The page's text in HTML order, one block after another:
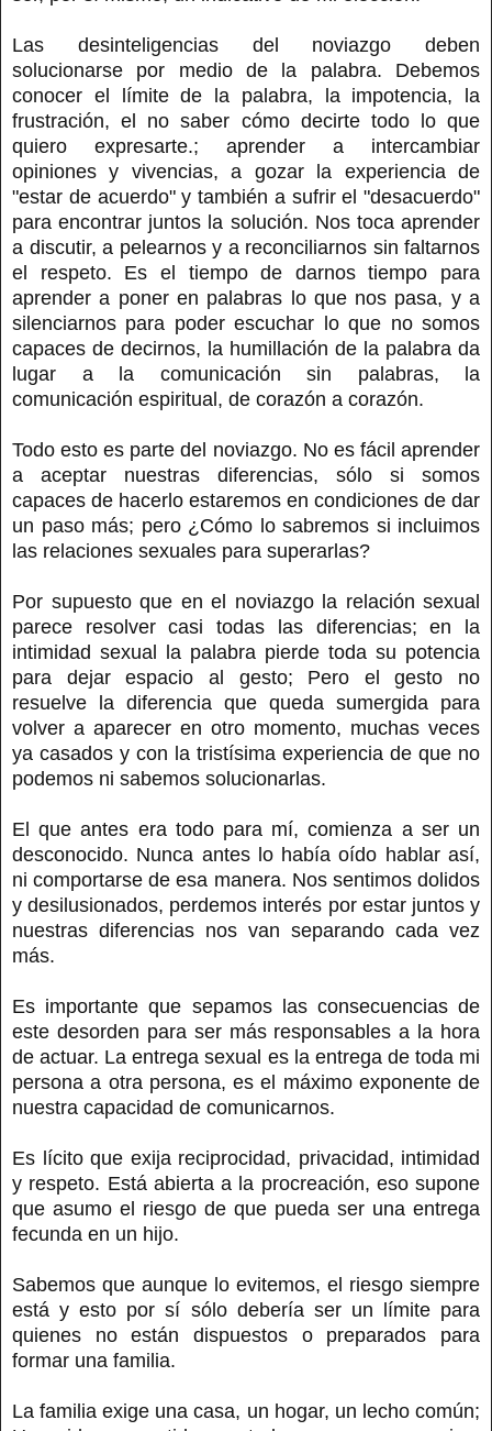
Las desinteligencias del noviazgo deben
solucionarse por medio de la palabra. Debemos
conocer el límite de la palabra, la impotencia, la
frustración, el no saber cómo decirte todo lo que
quiero expresarte.; aprender a intercambiar
opiniones y vivencias, a gozar la experiencia de
"estar de acuerdo" y también a sufrir el "desacuerdo"
para encontrar juntos la solución. Nos toca aprender
a discutir, a pelearnos y a reconciliarnos sin faltarnos
el respeto. Es el tiempo de darnos tiempo para
aprender a poner en palabras lo que nos pasa, y a
silenciarnos para poder escuchar lo que no somos
capaces de decirnos, la humillación de la palabra da
lugar a la comunicación sin palabras, la
comunicación espiritual, de corazón a corazón.
Todo esto es parte del noviazgo. No es fácil aprender
a aceptar nuestras diferencias, sólo si somos
capaces de hacerlo estaremos en condiciones de dar
un paso más; pero ¿Cómo lo sabremos si incluimos
las relaciones sexuales para superarlas?
Por supuesto que en el noviazgo la relación sexual
parece resolver casi todas las diferencias; en la
intimidad sexual la palabra pierde toda su potencia
para dejar espacio al gesto; Pero el gesto no
resuelve la diferencia que queda sumergida para
volver a aparecer en otro momento, muchas veces
ya casados y con la tristísima experiencia de que no
podemos ni sabemos solucionarlas.
El que antes era todo para mí, comienza a ser un
desconocido. Nunca antes lo había oído hablar así,
ni comportarse de esa manera. Nos sentimos dolidos
y desilusionados, perdemos interés por estar juntos y
nuestras diferencias nos van separando cada vez
más.
Es importante que sepamos las consecuencias de
este desorden para ser más responsables a la hora
de actuar. La entrega sexual es la entrega de toda mi
persona a otra persona, es el máximo exponente de
nuestra capacidad de comunicarnos.
Es lícito que exija reciprocidad, privacidad, intimidad
y respeto. Está abierta a la procreación, eso supone
que asumo el riesgo de que pueda ser una entrega
fecunda en un hijo.
Sabemos que aunque lo evitemos, el riesgo siempre
está y esto por sí sólo debería ser un límite para
quienes no están dispuestos o preparados para
formar una familia.
La familia exige una casa, un hogar, un lecho común;